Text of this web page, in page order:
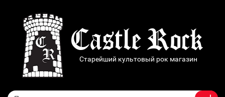
Старейший культовый рок магазин